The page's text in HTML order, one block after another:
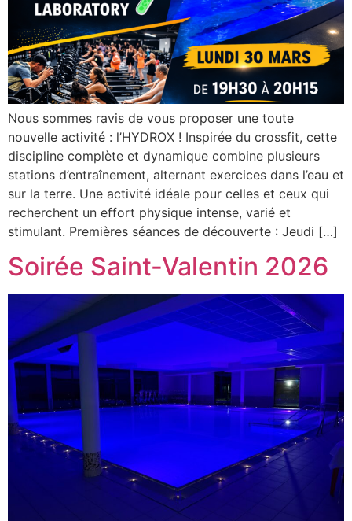
Nous sommes ravis de vous proposer une toute
nouvelle activité : l’HYDROX ! Inspirée du crossfit, cette
discipline complète et dynamique combine plusieurs
stations d’entraînement, alternant exercices dans l’eau et
sur la terre. Une activité idéale pour celles et ceux qui
recherchent un effort physique intense, varié et
stimulant. Premières séances de découverte : Jeudi […]
Soirée Saint-Valentin 2026